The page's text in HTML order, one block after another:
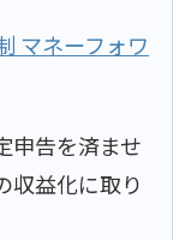
マネーフォワ
申告を済ませ
収益化に取り